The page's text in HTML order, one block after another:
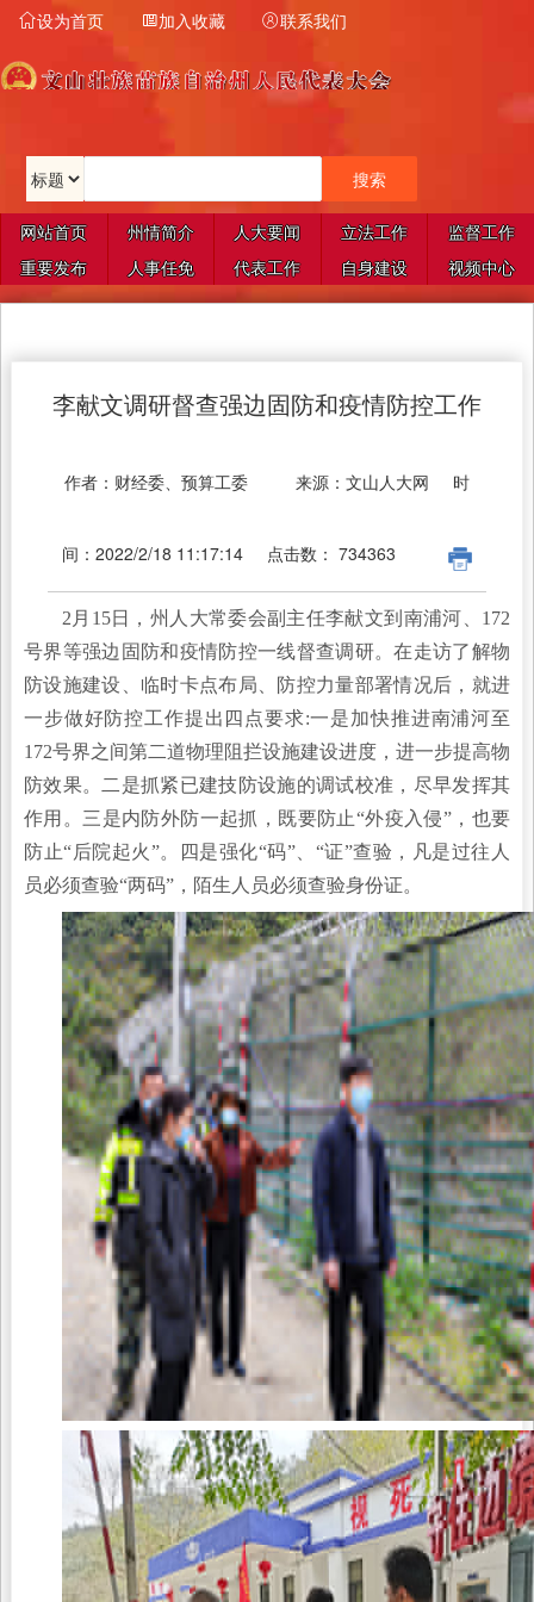
设为首页 加入收藏 联系我们
网站首页 州情简介 人大要闻 立法工作
监督工作
重要发布
人事任免 代表工作 自身建设 视频中心
李献文调研督查强边固防和疫情防控工作
作者： 财经委、预算工委 来源： 文山人大网 时
间： 2022/2/18 11:17:14 点击数： 734363
2月15日，州人大常委会副主任李献文到南浦河、172
号界等强边固防和疫情防控一线督查调研。在走访了解物
防设施建设、临时卡点布局、防控力量部署情况后，就进
一步做好防控工作提出四点要求:一是加快推进南浦河至
172号界之间第二道物理阻拦设施建设进度，进一步提高物
防效果。二是抓紧已建技防设施的调试校准，尽早发挥其
作用。三是内防外防一起抓，既要防止“外疫入侵”，也要
防止“后院起火”。四是强化“码”、“证”查验，凡是过往人
员必须查验“两码”，陌生人员必须查验身份证。